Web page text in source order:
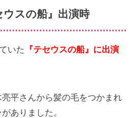
スの船』出演時
いた 『テセウスの船』に出演
平さんから髪の毛をつかまれ
ありました。